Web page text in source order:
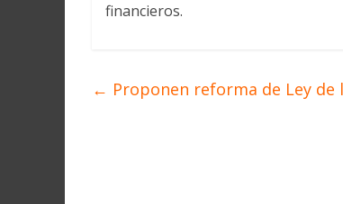
financieros. ​
← Proponen reforma de Ley de